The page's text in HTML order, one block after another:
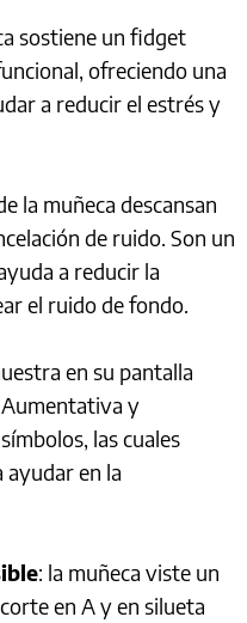
sostiene un fidget
ofreciendo una
a reducir el estrés y
la muñeca descansan
de ruido. Son un
a reducir la
el ruido de fondo.
en su pantalla
Aumentativa y
las cuales
en la
: la muñeca viste un
en A y en silueta